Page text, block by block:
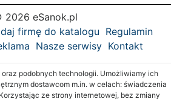
2026 eSanok.pl
firmę do katalogu Regulamin
Nasze serwisy Kontakt
podobnych technologii. Umożliwiamy ich
dostawcom m.in. w celach: świadczenia
ze strony internetowej, bez zmiany